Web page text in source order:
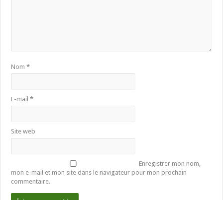
Nom*
E-mail*
Site web
Enregistrer mon nom,
mon e-mail et mon site dans le navigateur pour mon prochain
commentaire.